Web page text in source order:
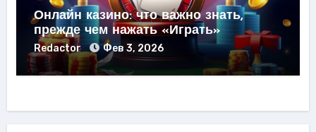
Онлайн казино: что важно знать,
прежде чем нажать «Играть»
Redactor Фев 3, 2026